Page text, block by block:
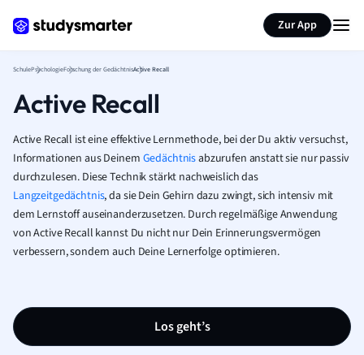
Zur App
SchulePsychologieForschung der GedächtnisActive Recall
Active Recall
Active Recall ist eine effektive Lernmethode, bei der Du aktiv versuchst,
Informationen aus Deinem Gedächtnisabzurufen anstatt sie nur passiv
durchzulesen. Diese Technik stärkt nachweislich das
Langzeitgedächtnis, da sie Dein Gehirn dazu zwingt, sich intensiv mit
dem Lernstoff auseinanderzusetzen. Durch regelmäßige Anwendung
von Active Recall kannst Du nicht nur Dein Erinnerungsvermögen
verbessern, sondern auch Deine Lernerfolge optimieren.
Los geht’s
Seite zusammenfassen